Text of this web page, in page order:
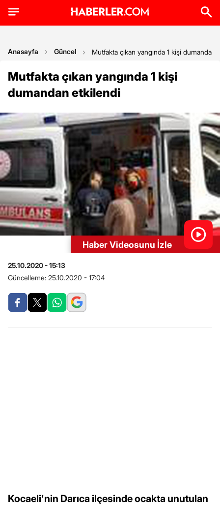
Anasayfa Güncel Mutfakta çıkan yangında 1 kişi dumandan
Mutfakta çıkan yangında 1 kişi
dumandan etkilendi
Haber Videosunu İzle
25.10.2020 - 15:13
Güncelleme: 25.10.2020 - 17:04
Kocaeli'nin Darıca ilçesinde ocakta unutulan